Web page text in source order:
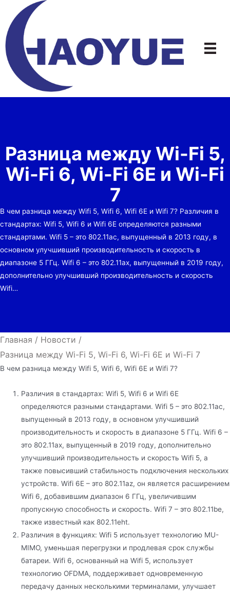
Перейти
содержимому
Разница между Wi-Fi 5,
Wi-Fi 6, Wi-Fi 6E и Wi-Fi
7
В чем разница между Wifi 5, Wifi 6, Wifi 6E и Wifi 7? Различия в
стандартах: Wifi 5, Wifi 6 и Wifi 6E определяются разными
стандартами. Wifi 5 – это 802.11ac, выпущенный в 2013 году, в
основном улучшивший производительность и скорость в
диапазоне 5 ГГц. Wifi 6 – это 802.11ax, выпущенный в 2019 году,
дополнительно улучшивший производительность и скорость
Wifi…
Главная / Новости /
Разница между Wi-Fi 5, Wi-Fi 6, Wi-Fi 6E и Wi-Fi 7
В чем разница между Wifi 5, Wifi 6, Wifi 6E и Wifi 7?
Различия в стандартах: Wifi 5, Wifi 6 и Wifi 6E
определяются разными стандартами. Wifi 5 – это 802.11ac,
выпущенный в 2013 году, в основном улучшивший
производительность и скорость в диапазоне 5 ГГц. Wifi 6 –
это 802.11ax, выпущенный в 2019 году, дополнительно
улучшивший производительность и скорость Wifi 5, а
также повысивший стабильность подключения нескольких
устройств. Wifi 6E – это 802.11az, он является расширением
Wifi 6, добавившим диапазон 6 ГГц, увеличившим
пропускную способность и скорость. Wifi 7 – это 802.11be,
также известный как 802.11eht.
Различия в функциях: Wifi 5 использует технологию MU-
MIMO, уменьшая перегрузки и продлевая срок службы
батареи. Wifi 6, основанный на Wifi 5, использует
технологию OFDMA, поддерживает одновременную
передачу данных несколькими терминалами, улучшает